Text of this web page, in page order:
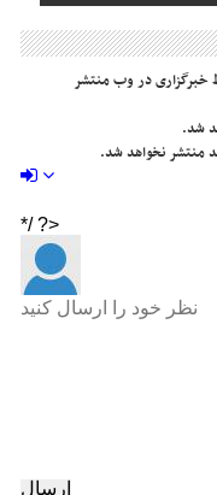
خبرگزاری در وب منتشر
شد.
منتشر نخواهد شد.